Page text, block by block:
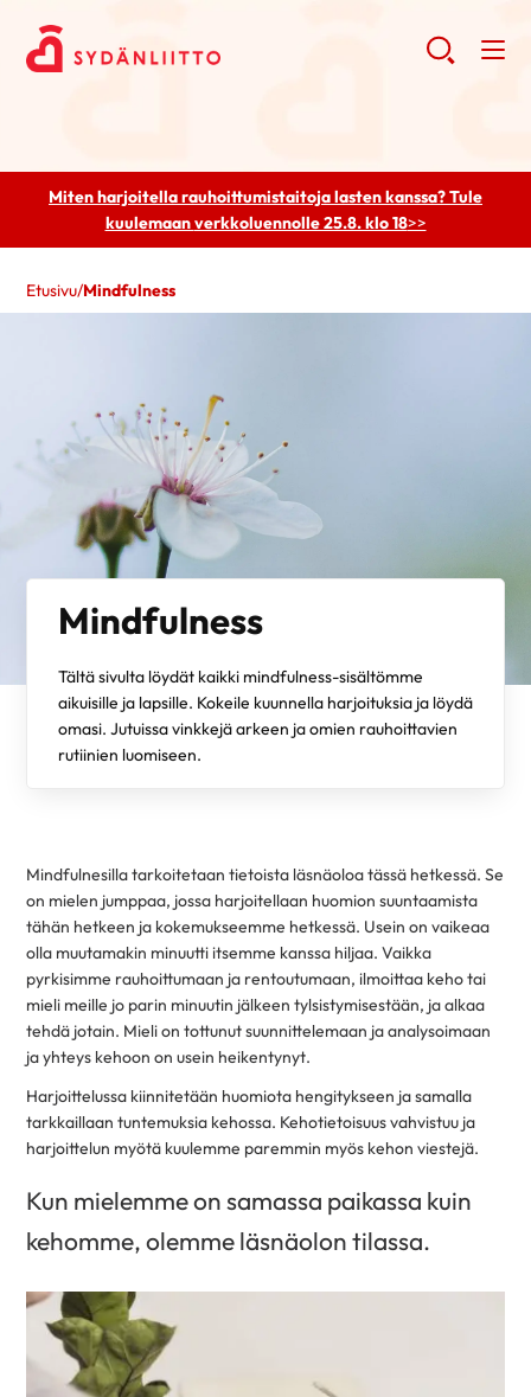
Miten harjoitella rauhoittumistaitoja lasten kanssa? Tule
kuulemaanverkkoluennolle 25.8. klo 18>>
Etusivu/Mindfulness
Mindfulness
Tältä sivulta löydät kaikki mindfulness-sisältömme
aikuisille ja lapsille. Kokeile kuunnella harjoituksia ja löydä
omasi. Jutuissa vinkkejä arkeen ja omien rauhoittavien
rutiinien luomiseen.
Mindfulnesilla tarkoitetaan tietoista läsnäoloa tässä hetkessä. Se
on mielen jumppaa, jossa harjoitellaan huomion suuntaamista
tähän hetkeen ja kokemukseemme hetkessä. Usein on vaikeaa
olla muutamakin minuutti itsemme kanssa hiljaa. Vaikka
pyrkisimme rauhoittumaan ja rentoutumaan, ilmoittaa keho tai
mieli meille jo parin minuutin jälkeen tylsistymisestään, ja alkaa
tehdä jotain. Mieli on tottunut suunnittelemaan ja analysoimaan
ja yhteys kehoon on usein heikentynyt.
Harjoittelussa kiinnitetään huomiota hengitykseen ja samalla
tarkkaillaan tuntemuksia kehossa. Kehotietoisuus vahvistuu ja
harjoittelun myötä kuulemme paremmin myös kehon viestejä.
Kun mielemme on samassa paikassa kuin
kehomme, olemme läsnäolon tilassa.